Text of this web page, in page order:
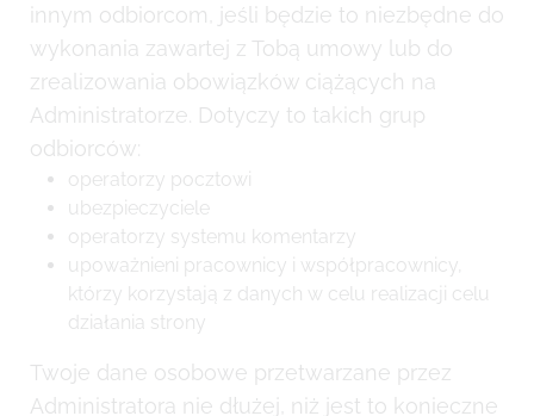
innym odbiorcom, jeśli będzie to niezbędne do
wykonania zawartej z Tobą umowy lub do
zrealizowania obowiązków ciążących na
Administratorze. Dotyczy to takich grup
odbiorców:
operatorzy pocztowi
ubezpieczyciele
operatorzy systemu komentarzy
upoważnieni pracownicy i współpracownicy,
którzy korzystają z danych w celu realizacji celu
działania strony
Twoje dane osobowe przetwarzane przez
Administratora nie dłużej, niż jest to konieczne